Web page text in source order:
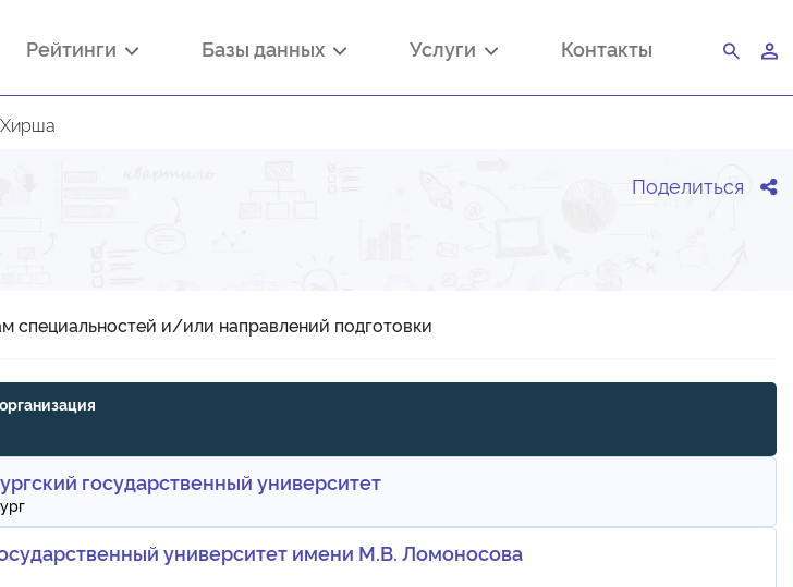
Рейтинги Базы данных Услуги Контакты
Поделиться
специальностей и/или направлений подготовки
государственный университет
университет имени М.В. Ломоносова